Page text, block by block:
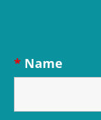
Name
*